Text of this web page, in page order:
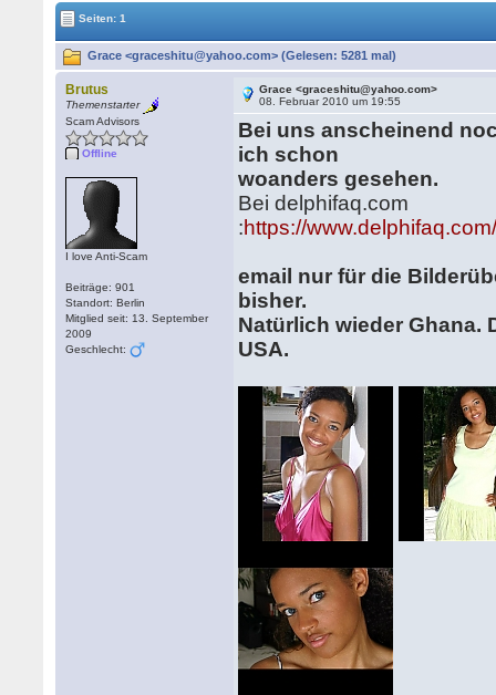
Seiten: 1
Grace <graceshitu@yahoo.com> (Gelesen: 5281 mal)
Brutus
Themenstarter
Scam Advisors
Offline
I love Anti-Scam
Beiträge: 901
Standort: Berlin
Mitglied seit: 13. September
2009
Geschlecht:
Grace <graceshitu@yahoo.com>
08. Februar 2010 um 19:55
Bei uns anscheinend
ich schon
woanders gesehen.
Bei delphifaq.com
:https://
email nur für die
bisher.
Natürlich wieder Ghana.
USA.